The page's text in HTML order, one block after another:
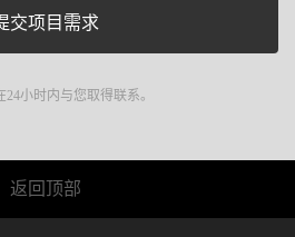
小时内与您取得联系。
返回顶部